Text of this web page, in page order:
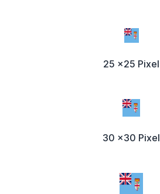
25 x25 Pixel
30 x30 Pixel